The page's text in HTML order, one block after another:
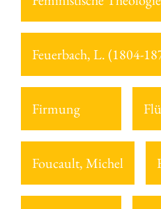
Feuerbach, L. (1804-
Firmung
Foucault, Michel